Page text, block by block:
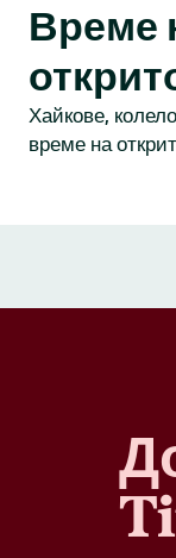
Време
Хайкове,
време на